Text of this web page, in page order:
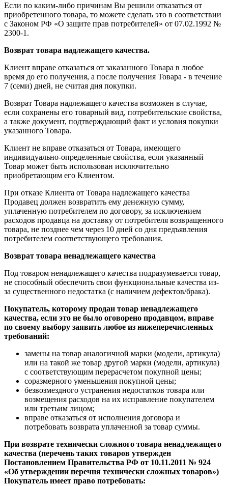
Если по каким-либо причинам Вы решили отказаться от
приобретенного товара, то можете сделать это в соответствии
с Законом РФ «О защите прав потребителей» от 07.02.1992 №
2300-1.
Возврат товара надлежащего качества.
Клиент вправе отказаться от заказанного Товара в любое
время до его получения, а после получения Товара - в течение
7 (семи) дней, не считая дня покупки.
Возврат Товара надлежащего качества возможен в случае,
если сохранены его товарный вид, потребительские свойства,
а также документ, подтверждающий факт и условия покупки
указанного Товара.
Клиент не вправе отказаться от Товара, имеющего
индивидуально-определенные свойства, если указанный
Товар может быть использован исключительно
приобретающим его Клиентом.
При отказе Клиента от Товара надлежащего качества
Продавец должен возвратить ему денежную сумму,
уплаченную потребителем по договору, за исключением
расходов продавца на доставку от потребителя возвращенного
товара, не позднее чем через 10 дней со дня предъявления
потребителем соответствующего требования.
Возврат товара ненадлежащего качества
Под товаром ненадлежащего качества подразумевается товар,
не способный обеспечить свои функциональные качества из-
за существенного недостатка (с наличием дефектов/брака).
Покупатель, которому продан товар ненадлежащего
качества, если это не было оговорено продавцом, вправе
по своему выбору заявить любое из нижеперечисленных
требований:
замены на товар аналогичной марки (модели, артикула)
или на такой же товар другой марки (модели, артикула)
с соответствующим перерасчетом покупной цены;
соразмерного уменьшения покупной цены;
безвозмездного устранения недостатков товара или
возмещения расходов на их исправление покупателем
или третьим лицом;
вправе отказаться от исполнения договора и
потребовать возврата уплаченной за товар суммы.
При возврате технически сложного товара ненадлежащего
качества (перечень таких товаров утвержден
Постановлением Правительства РФ от 10.11.2011 № 924
«Об утверждении перечня технически сложных товаров»)
Покупатель имеет право потребовать: